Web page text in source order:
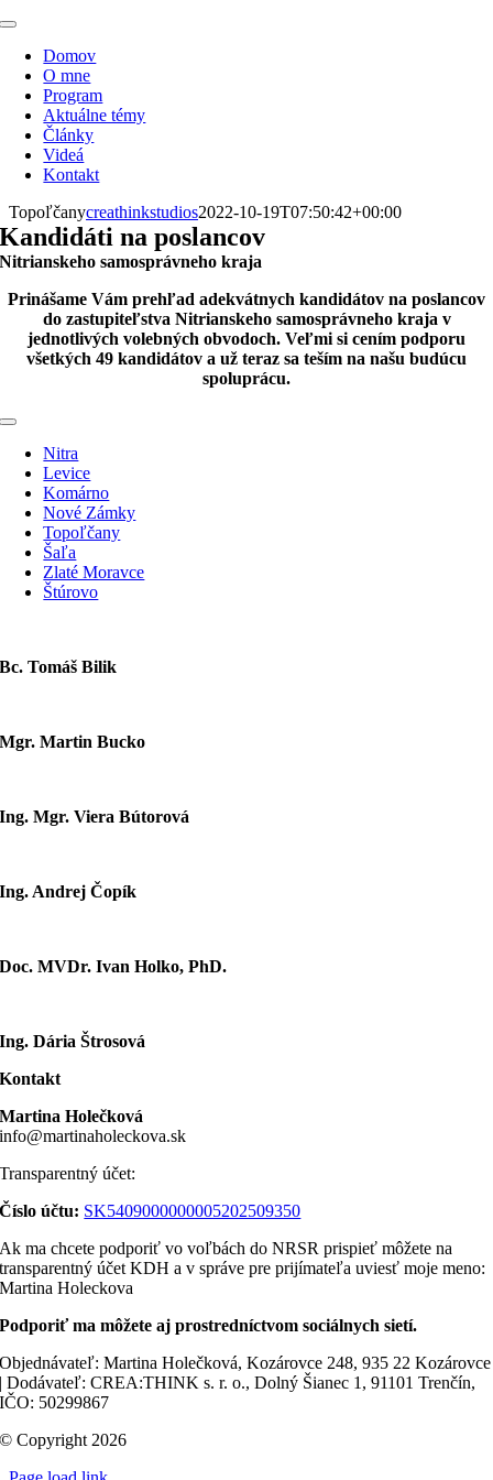
Skip
content
Toggle
NavigationDomov
O mne
Program
Aktuálne témy
Články
Videá
Kontakt
Topoľčanycreathinkstudios2022-10-19T07:50:42+00:00
Kandidáti na poslancov
Nitrianskeho samosprávneho kraja
Prinášame Vám prehľad adekvátnych kandidátov na poslancov
do zastupiteľstva Nitrianskeho samosprávneho kraja v
jednotlivých volebných obvodoch. Veľmi si cením podporu
všetkých 49 kandidátov a už teraz sa teším na našu budúcu
spoluprácu.
Toggle
Navigation
Nitra
Levice
Komárno
Nové Zámky
Topoľčany
Šaľa
Zlaté Moravce
Štúrovo
Bc. Tomáš Bilik
Mgr. Martin Bucko
Ing. Mgr. Viera Bútorová
Ing. Andrej Čopík
Doc. MVDr. Ivan Holko, PhD.
Ing. Dária Štrosová
Kontakt
Martina Holečková
info@martinaholeckova.sk
Transparentný účet:
Číslo účtu: SK5409000000005202509350
Ak ma chcete podporiť vo voľbách do NRSR prispieť môžete na
transparentný účet KDH a v správe pre prijímateľa uviesť moje meno:
Martina Holeckova
Podporiť ma môžete aj prostredníctvom sociálnych sietí.
Objednávateľ: Martina Holečková, Kozárovce 248, 935 22 Kozárovce
| Dodávateľ: CREA:THINK s. r. o., Dolný Šianec 1, 91101 Trenčín,
IČO: 50299867
© Copyright 2026